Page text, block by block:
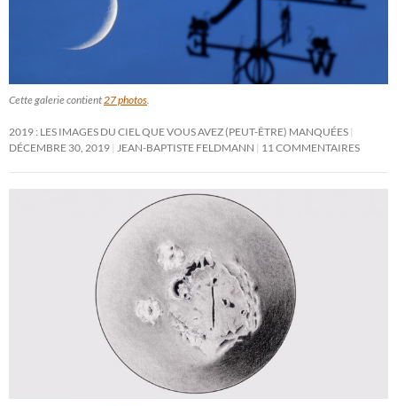
Cette galerie contient 27 photos
2019 : LES IMAGES DU CIEL QUE VOUS AVEZ (PEUT-ÊTRE) MANQUÉES
DÉCEMBRE 30, 2019
JEAN-BAPTISTE FELDMANN 11 COMMENTAIRES